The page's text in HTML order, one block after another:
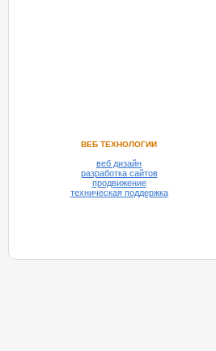
ВЕБ ТЕХНОЛОГИИ
веб дизайн
разработка сайтов
продвижение
техническая поддержка